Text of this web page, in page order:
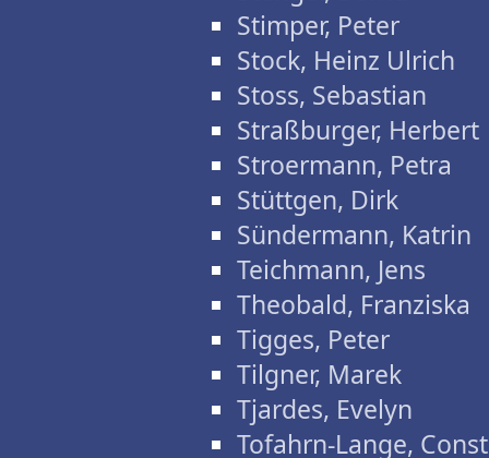
Stimper, Peter
Stock, Heinz Ulrich
Stoss, Sebastian
Straßburger, Herbert
Stroermann, Petra
Stüttgen, Dirk
Sündermann, Katrin
Teichmann, Jens
Theobald, Franziska
Tigges, Peter
Tilgner, Marek
Tjardes, Evelyn
Tofahrn-Lange,